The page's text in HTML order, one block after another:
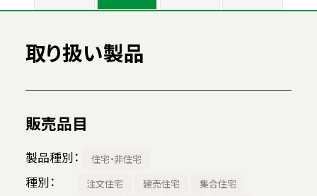
取り扱い製品
販売品目
製品種別 住宅・非住宅
種別 注文住宅 建売住宅
集合住宅